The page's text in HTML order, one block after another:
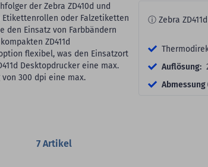
der Zebra ZD410d und
Etikettenrollen oder Falzetiketten
den Einsatz von Farbbändern
ZD411d
flexibel, was den Einsatzort
Desktopdrucker eine max.
300 dpi eine max.
ⓘ Zebra
Auflösung:
Abmessung
7Artikel